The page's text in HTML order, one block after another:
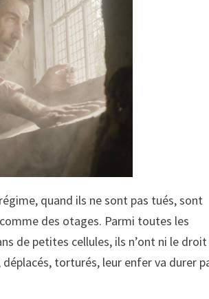
quand ils ne sont pas tués, sont
des otages. Parmi toutes les
de petites cellules, ils n’ont ni le
torturés, leur enfer va durer